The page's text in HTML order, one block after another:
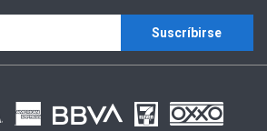
Suscríbirse